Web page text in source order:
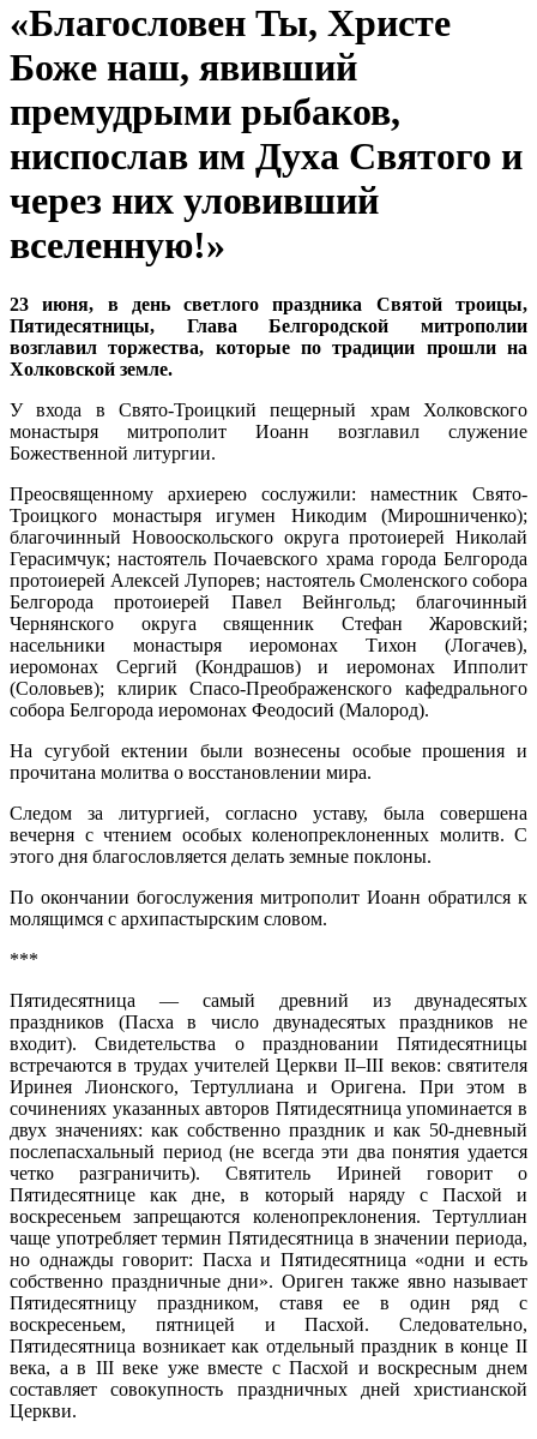
«Благословен Ты, Христе
Боже наш, явивший
премудрыми рыбаков,
ниспослав им Духа Святого и
через них уловивший
вселенную!»
23 июня, в день светлого праздника Святой троицы,
Пятидесятницы, Глава Белгородской митрополии
возглавил торжества, которые по традиции прошли на
Холковской земле.
У входа в Свято-Троицкий пещерный храм Холковского
монастыря митрополит Иоанн возглавил служение
Божественной литургии.
Преосвященному архиерею сослужили: наместник Свято-
Троицкого монастыря игумен Никодим (Мирошниченко);
благочинный Новооскольского округа протоиерей Николай
Герасимчук; настоятель Почаевского храма города Белгорода
протоиерей Алексей Лупорев; настоятель Смоленского собора
Белгорода протоиерей Павел Вейнгольд; благочинный
Чернянского округа священник Стефан Жаровский;
насельники монастыря иеромонах Тихон (Логачев),
иеромонах Сергий (Кондрашов) и иеромонах Ипполит
(Соловьев); клирик Спасо-Преображенского кафедрального
собора Белгорода иеромонах Феодосий (Малород).
На сугубой ектении были вознесены особые прошения и
прочитана молитва о восстановлении мира.
Следом за литургией, согласно уставу, была совершена
вечерня с чтением особых коленопреклоненных молитв. С
этого дня благословляется делать земные поклоны.
По окончании богослужения митрополит Иоанн обратился к
молящимся с архипастырским словом.
***
Пятидесятница — самый древний из двунадесятых
праздников (Пасха в число двунадесятых праздников не
входит). Свидетельства о праздновании Пятидесятницы
встречаются в трудах учителей Церкви II–III веков: святителя
Иринея Лионского, Тертуллиана и Оригена. При этом в
сочинениях указанных авторов Пятидесятница упоминается в
двух значениях: как собственно праздник и как 50-дневный
послепасхальный период (не всегда эти два понятия удается
четко разграничить). Святитель Ириней говорит о
Пятидесятнице как дне, в который наряду с Пасхой и
воскресеньем запрещаются коленопреклонения. Тертуллиан
чаще употребляет термин Пятидесятница в значении периода,
но однажды говорит: Пасха и Пятидесятница «одни и есть
собственно праздничные дни». Ориген также явно называет
Пятидесятницу праздником, ставя ее в один ряд с
воскресеньем, пятницей и Пасхой. Следовательно,
Пятидесятница возникает как отдельный праздник в конце II
века, а в III веке уже вместе с Пасхой и воскресным днем
составляет совокупность праздничных дней христианской
Церкви.